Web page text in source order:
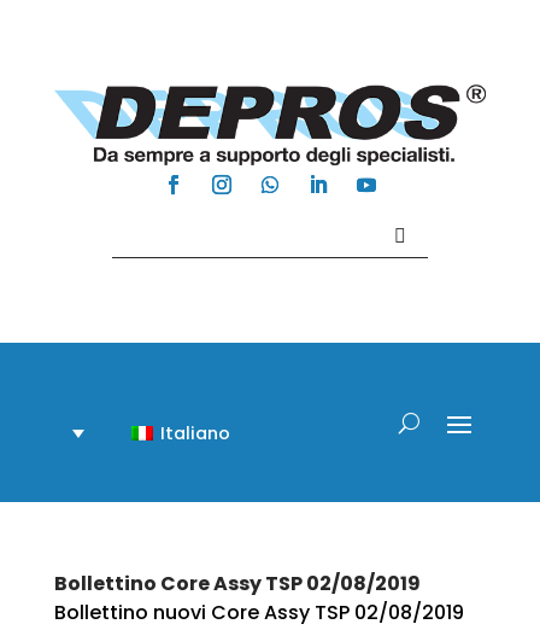
Italiano
Bollettino Core Assy TSP 02/08/2019
Bollettino nuovi Core Assy TSP 02/08/2019